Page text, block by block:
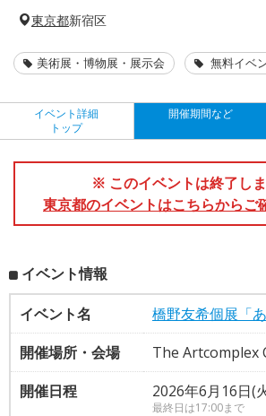
東京都新宿区
美術展・博物展・展示会 無料イベ
イベント詳細
トップ
開催期間など
※ このイベントは終了しま
東京都のイベントはこちらからご
イベント情報
イベント名
橋野友希個展「
開催場所・会場
The Artcomplex
開催日程
2026年6月16日(
最終日は17:00まで